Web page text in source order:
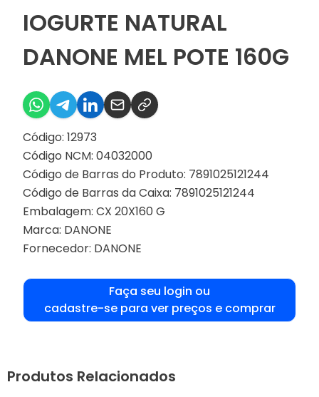
IOGURTE NATURAL
DANONE MEL POTE 160G
Código: 12973
Código NCM: 04032000
Código de Barras do Produto: 7891025121244
Código de Barras da Caixa: 7891025121244
Embalagem: CX 20X160 G
Marca: DANONE
Fornecedor: DANONE
Faça seu login ou
cadastre-se para ver preços e comprar
Produtos Relacionados